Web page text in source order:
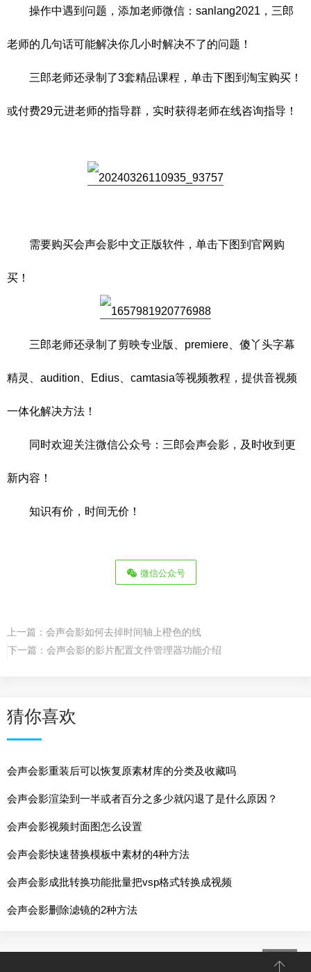
操作中遇到问题，添加老师微信：sanlang2021，三郎
老师的几句话可能解决你几小时解决不了的问题！
三郎老师还录制了3套精品课程，单击下图到淘宝购买！
或付费29元进老师的指导群，实时获得老师在线咨询指导！
需要购买会声会影中文正版软件，单击下图到官网购
买！
三郎老师还录制了剪映专业版、premiere、傻丫头字幕
精灵、audition、Edius、camtasia等视频教程，提供音视频
一体化解决方法！
同时欢迎关注微信公众号：三郎会声会影，及时收到更
新内容！
知识有价，时间无价！
微信公众号
上一篇： 会声会影如何去掉时间轴上橙色的线
下一篇： 会声会影的影片配置文件管理器功能介绍
猜你喜欢
会声会影重装后可以恢复原素材库的分类及收藏吗
会声会影渲染到一半或者百分之多少就闪退了是什么原因？
会声会影视频封面图怎么设置
会声会影快速替换模板中素材的4种方法
会声会影成批转换功能批量把vsp格式转换成视频
会声会影删除滤镜的2种方法